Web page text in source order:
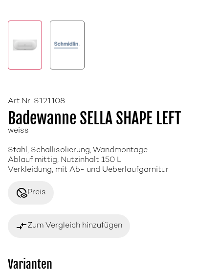
Art.Nr. S121108
Badewanne SELLA SHAPE LEFT
weiss
Stahl, Schallisolierung, Wandmontage
Ablauf mittig, Nutzinhalt 150 L
Verkleidung, mit Ab- und Ueberlaufgarnitur
disabled_visiblePreis
compare_arrowsZum Vergleich hinzufügen
Varianten